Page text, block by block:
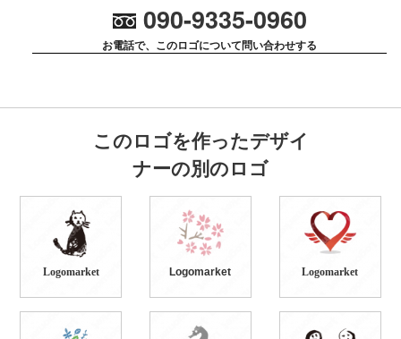
090-9335-0960
お電話で、このロゴについて問い合わせする
このロゴを作ったデザイ
ナーの別のロゴ
Logomarket Logomarket Logomarket